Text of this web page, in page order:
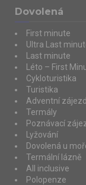
Dovolená
First minute
Ultra Last
Last minute
Léto – First
Cykloturistika
Turistika
Adventní
Termály
Poznávací
Lyžování
Dovolená u
Termální lázně
All inclusive
Polopenze